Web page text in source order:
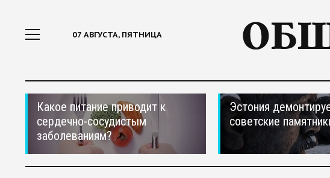
07 АВГУСТА, ПЯТНИЦА
Какое питание приводит к
сердечно-сосудистым
заболеваниям?
Эстония
советские